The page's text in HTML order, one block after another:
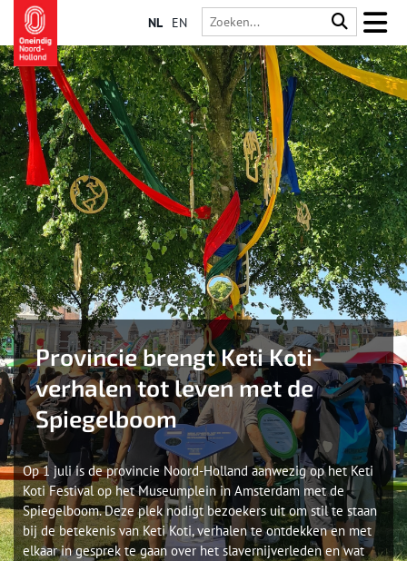
NL EN
Provincie brengt Keti Koti-
verhalen tot leven met de
Spiegelboom
Op 1 juli is de provincie Noord-Holland aanwezig op het Keti
Koti Festival op het Museumplein in Amsterdam met de
Spiegelboom. Deze plek nodigt bezoekers uit om stil te staan
bij de betekenis van Keti Koti, verhalen te ontdekken en met
elkaar in gesprek te gaan over het slavernijverleden en wat